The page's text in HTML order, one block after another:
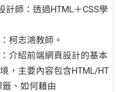
計師：透過HTML＋CSS學
柯志鴻教師。
介紹前端網頁設計的基本
，主要內容包含HTML/HT
、如何藉由